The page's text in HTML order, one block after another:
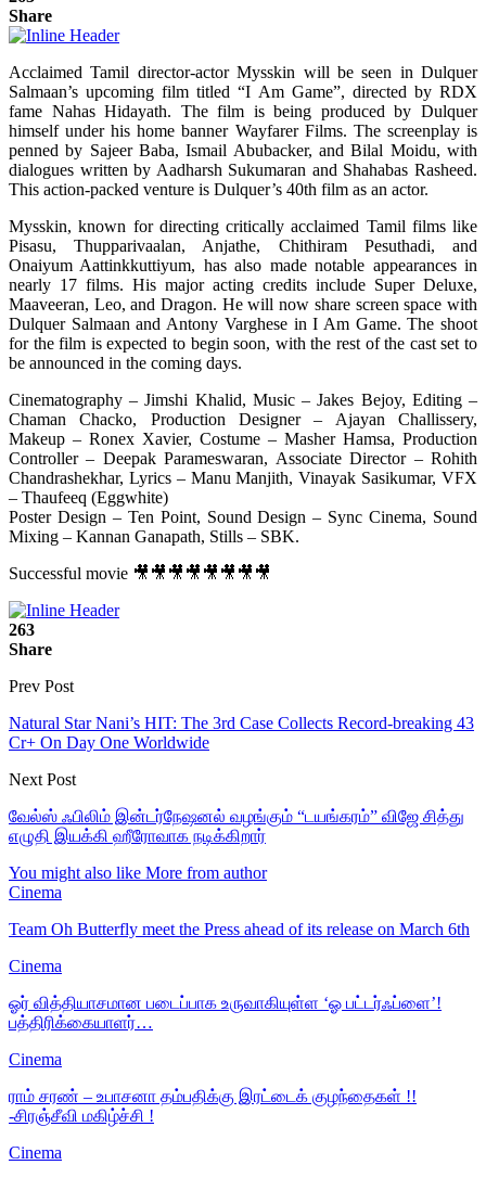
Share
Acclaimed Tamil director-actor Mysskin will be seen in Dulquer
Salmaan’s upcoming film titled “I Am Game”, directed by RDX
fame Nahas Hidayath. The film is being produced by Dulquer
himself under his home banner Wayfarer Films. The screenplay is
penned by Sajeer Baba, Ismail Abubacker, and Bilal Moidu, with
dialogues written by Aadharsh Sukumaran and Shahabas Rasheed.
This action-packed venture is Dulquer’s 40th film as an actor.
Mysskin, known for directing critically acclaimed Tamil films like
Pisasu, Thupparivaalan, Anjathe, Chithiram Pesuthadi, and
Onaiyum Aattinkkuttiyum, has also made notable appearances in
nearly 17 films. His major acting credits include Super Deluxe,
Maaveeran, Leo, and Dragon. He will now share screen space with
Dulquer Salmaan and Antony Varghese in I Am Game. The shoot
for the film is expected to begin soon, with the rest of the cast set to
be announced in the coming days.
Cinematography – Jimshi Khalid, Music – Jakes Bejoy, Editing –
Chaman Chacko, Production Designer – Ajayan Challissery,
Makeup – Ronex Xavier, Costume – Masher Hamsa, Production
Controller – Deepak Parameswaran, Associate Director – Rohith
Chandrashekhar, Lyrics – Manu Manjith, Vinayak Sasikumar, VFX
– Thaufeeq (Eggwhite)
Poster Design – Ten Point, Sound Design – Sync Cinema, Sound
Mixing – Kannan Ganapath, Stills – SBK.
Successful movie 🎥🎥🎥🎥🎥🎥🎥🎥
263
Share
Prev Post
Natural Star Nani’s HIT: The 3rd Case Collects Record-breaking 43
Cr+ On Day One Worldwide
Next Post
வேல்ஸ் ஃபிலிம் இன்டர்நேஷனல் வழங்கும் “டயங்கரம்” விஜே சித்து
எழுதி இயக்கி ஹீரோவாக நடிக்கிறார்
You might also like More from author
Cinema
Team Oh Butterfly meet the Press ahead of its release on March 6th
Cinema
ஓர் வித்தியாசமான படைப்பாக உருவாகியுள்ள ‘ஓ பட்டர்ஃப்ளை’!
பத்திரிக்கையாளர்…
Cinema
ராம் சரண் – உபாசனா தம்பதிக்கு இரட்டைக் குழந்தைகள் !!
-சிரஞ்சீவி மகிழ்ச்சி !
Cinema